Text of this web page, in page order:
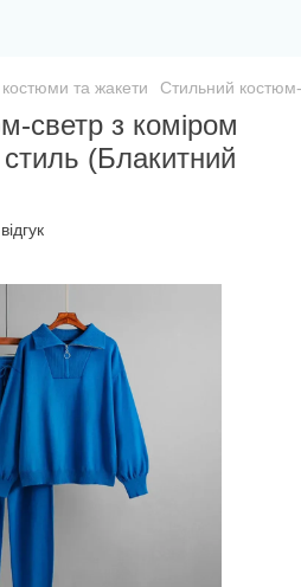
костюми та жакети Стильний
светр з коміром
(Блакитний